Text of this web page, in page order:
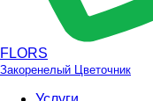
FLORS
Закоренелый Цветочник